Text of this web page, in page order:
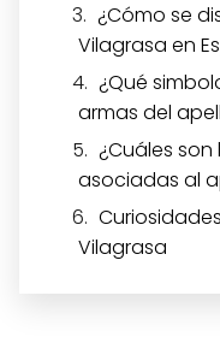
¿Cómo se
Vilagrasa en
¿Qué
armas del
¿Cuáles
asociadas al
Vilagrasa